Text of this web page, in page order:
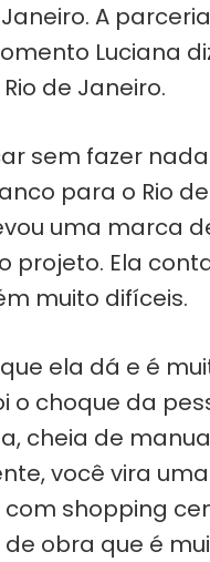
A
Luciana
de Janeiro.
sem fazer
para o Rio
uma marca
projeto. Ela
muito difíceis.
ela dá e é
o choque da
cheia de
você vira
shopping
obra que é